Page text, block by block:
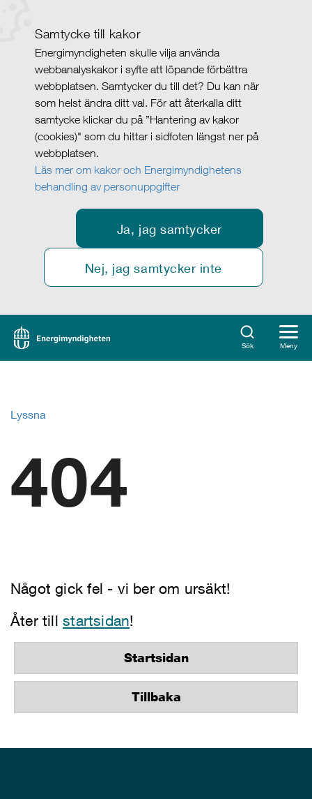
Samtycke till kakor
Energimyndigheten skulle vilja använda
webbanalyskakor i syfte att löpande förbättra
webbplatsen. Samtycker du till det? Du kan när
som helst ändra ditt val. För att återkalla ditt
samtycke klickar du på ”Hantering av kakor
(cookies)" som du hittar i sidfoten längst ner på
webbplatsen.
Läs mer om kakor och Energimyndighetens
behandling av personuppgifter
Ja, jag samtycker
Nej, jag samtycker inte
Sök Meny
Lyssna
404
Något gick fel - vi ber om ursäkt!
Åter tillstartsidan!
Startsidan
Tillbaka